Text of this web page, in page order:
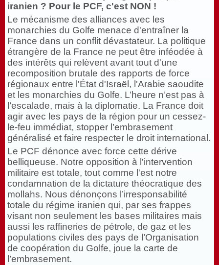
iranien ? Pour le PCF, c'est NON !
Le mécanisme des alliances avec les
monarchies du Golfe menace d'entraîner la
France dans un conflit dévastateur. La politique
étrangère de la France ne peut être inféodée à
des intérêts qui relèvent avant tout d'une
recomposition brutale des rapports de force
régionaux entre l'État d'Israël, l'Arabie saoudite
et les monarchies du Golfe. L’heure n’est pas à
l’escalade, mais à la diplomatie. La France doit
agir avec les pays de la région pour un cessez-
le-feu immédiat, stopper l’embrasement
généralisé et faire respecter le droit international.
Le PCF dénonce avec force cette dérive
belliqueuse. Notre opposition à l'intervention
militaire est totale, tout comme l'est notre
condamnation de la dictature théocratique des
mollahs. Nous dénonçons l’irresponsabilité
totale du régime iranien qui, par ses frappes
visant non seulement les bases militaires mais
aussi les raffineries de pétrole, de gaz et les
populations civiles des pays de l’Organisation
de coopération du Golfe, joue la carte de
l’embrasement.